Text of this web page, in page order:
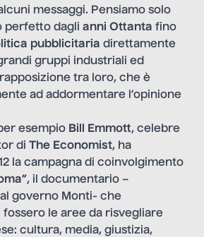
messaggi. Pensiamo solo
perfetto dagli anni Ottanta fino
pubblicitaria direttamente
gruppi industriali ed
tra loro, che è
ad addormentare l’opinione
esempio Bill Emmott, celebre
di The Economist, ha
la campagna di coinvolgimento
, il documentario –
governo Monti- che
fossero le aree da risvegliare
cultura, media, giustizia,